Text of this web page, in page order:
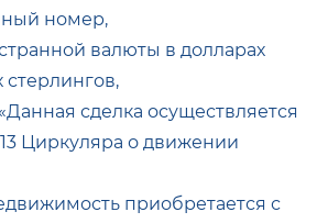
номер,
валюты в долларах
сделка осуществляется
13 Циркуляра о движении
приобретается с